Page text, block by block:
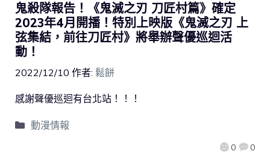
鬼殺隊報告！《鬼滅之刃 刀匠村篇》確定
2023年4月開播！特別上映版《鬼滅之刃 上
弦集結，前往刀匠村》將舉辦聲優巡迴活
動！
2022/12/10 作者: 鬆餅
0 0
感謝聲優巡迴有台北站！！！
動漫情報